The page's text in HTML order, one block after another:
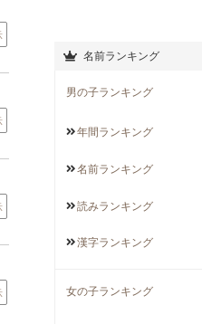
名前ランキング
男の子ランキング
年間 ランキング
名前ランキング
読みランキング
漢字ランキング
女の子ランキング